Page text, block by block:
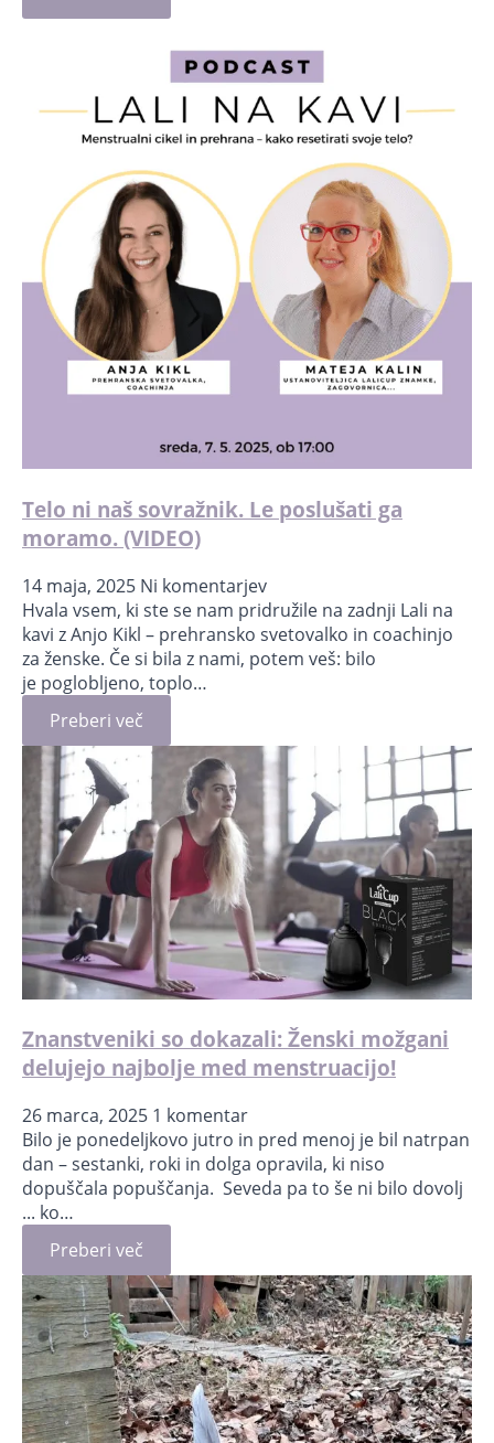
Telo ni naš sovražnik. Le poslušati ga
moramo. (VIDEO)
14 maja, 2025 Ni komentarjev
Hvala vsem, ki ste se nam pridružile na zadnji Lali na
kavi z Anjo Kikl – prehransko svetovalko in coachinjo
za ženske. Če si bila z nami, potem veš: bilo
je poglobljeno, toplo…
Preberi več
Znanstveniki so dokazali: Ženski možgani
delujejo najbolje med menstruacijo!
26 marca, 2025 1 komentar
Bilo je ponedeljkovo jutro in pred menoj je bil natrpan
dan – sestanki, roki in dolga opravila, ki niso
dopuščala popuščanja. Seveda pa to še ni bilo dovolj
... ko…
Preberi več